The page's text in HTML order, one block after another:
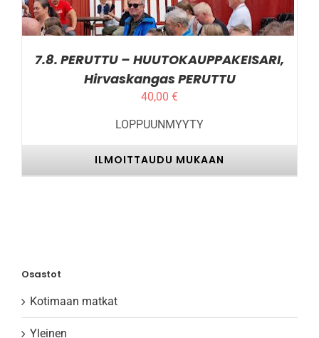
7.8. PERUTTU – HUUTOKAUPPAKEISARI,
Hirvaskangas PERUTTU
40,00 €
LOPPUUNMYYTY
ILMOITTAUDU MUKAAN
Osastot
Kotimaan matkat
Yleinen